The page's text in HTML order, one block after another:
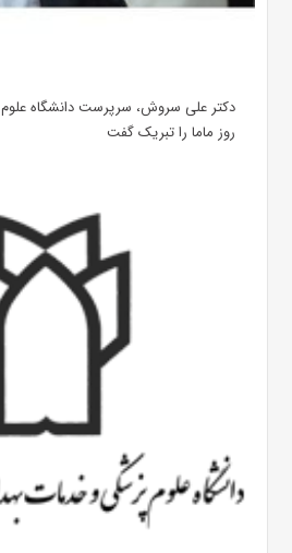
دکتر علی سروش، سرپرست دانشگاه علوم
روز ماما را تبریک گفت